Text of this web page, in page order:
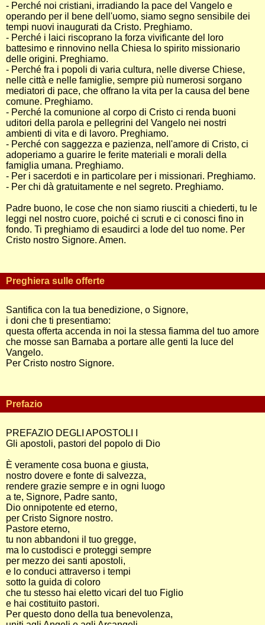
- Perché noi cristiani, irradiando la pace del Vangelo e
operando per il bene dell'uomo, siamo segno sensibile dei
tempi nuovi inaugurati da Cristo. Preghiamo.
- Perché i laici riscoprano la forza vivificante del loro
battesimo e rinnovino nella Chiesa lo spirito missionario
delle origini. Preghiamo.
- Perché fra i popoli di varia cultura, nelle diverse Chiese,
nelle città e nelle famiglie, sempre più numerosi sorgano
mediatori di pace, che offrano la vita per la causa del bene
comune. Preghiamo.
- Perché la comunione al corpo di Cristo ci renda buoni
uditori della parola e pellegrini del Vangelo nei nostri
ambienti di vita e di lavoro. Preghiamo.
- Perché con saggezza e pazienza, nell'amore di Cristo, ci
adoperiamo a guarire le ferite materiali e morali della
famiglia umana. Preghiamo.
- Per i sacerdoti e in particolare per i missionari. Preghiamo.
- Per chi dà gratuitamente e nel segreto. Preghiamo.
Padre buono, le cose che non siamo riusciti a chiederti, tu le
leggi nel nostro cuore, poiché ci scruti e ci conosci fino in
fondo. Ti preghiamo di esaudirci a lode del tuo nome. Per
Cristo nostro Signore. Amen.
Preghiera sulle offerte
Santifica con la tua benedizione, o Signore,
i doni che ti presentiamo:
questa offerta accenda in noi la stessa fiamma del tuo amore
che mosse san Barnaba a portare alle genti la luce del
Vangelo.
Per Cristo nostro Signore.
Prefazio
PREFAZIO DEGLI APOSTOLI I
Gli apostoli, pastori del popolo di Dio
È veramente cosa buona e giusta,
nostro dovere e fonte di salvezza,
rendere grazie sempre e in ogni luogo
a te, Signore, Padre santo,
Dio onnipotente ed eterno,
per Cristo Signore nostro.
Pastore eterno,
tu non abbandoni il tuo gregge,
ma lo custodisci e proteggi sempre
per mezzo dei santi apostoli,
e lo conduci attraverso i tempi
sotto la guida di coloro
che tu stesso hai eletto vicari del tuo Figlio
e hai costituito pastori.
Per questo dono della tua benevolenza,